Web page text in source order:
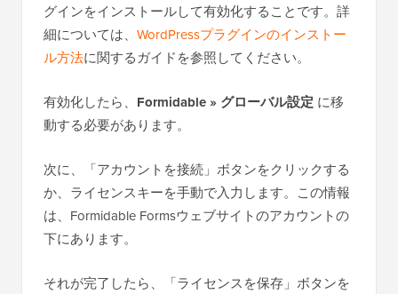
グインをインストールして有効化することです。詳
細については、 WordPressプラグインのインストー
ル方法に関するガイドを参照してください。
有効化したら、 Formidable » グローバル設定 に移
動する必要があります。
次に、「アカウントを接続」ボタンをクリックする
か、ライセンスキーを手動で入力します。この情報
は、Formidable Formsウェブサイトのアカウントの
下にあります。
それが完了したら、「ライセンスを保存」ボタンを